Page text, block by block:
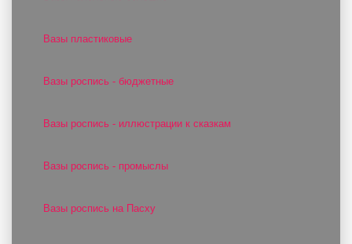
Вазы пластиковые
Вазы роспись - бюджетные
Вазы роспись - иллюстрации к сказкам
Вазы роспись - промыслы
Вазы роспись на Пасху